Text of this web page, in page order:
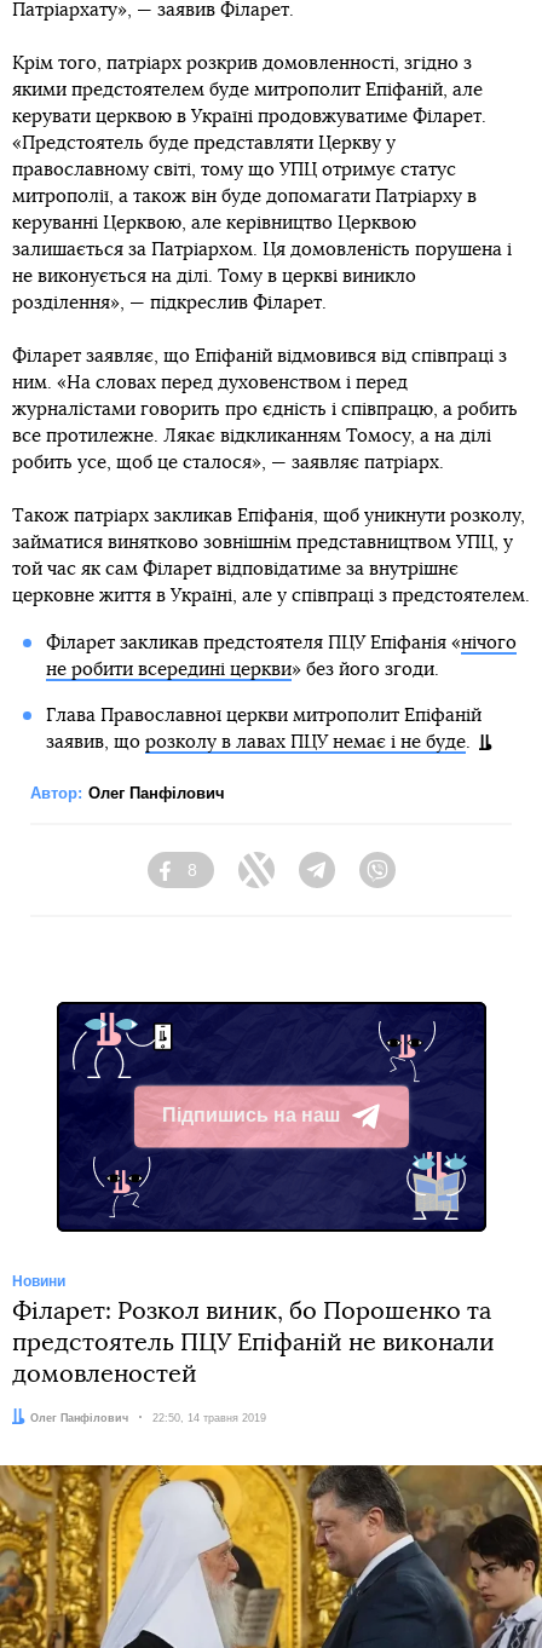
Патріархату», — заявив Філарет.
Крім того, патріарх розкрив домовленності, згідно з
якими предстоятелем буде митрополит Епіфаній, але
керувати церквою в Україні продовжуватиме Філарет.
«Предстоятель буде представляти Церкву у
православному світі, тому що УПЦ отримує статус
митрополії, а також він буде допомагати Патріарху в
керуванні Церквою, але керівництво Церквою
залишається за Патріархом. Ця домовленість порушена і
не виконується на ділі. Тому в церкві виникло
розділення», — підкреслив Філарет.
Філарет заявляє, що Епіфаній відмовився від співпраці з
ним. «На словах перед духовенством і перед
журналістами говорить про єдність і співпрацю, а робить
все протилежне. Лякає відкликанням Томосу, а на ділі
робить усе, щоб це сталося», — заявляє патріарх.
Також патріарх закликав Епіфанія, щоб уникнути розколу,
займатися винятково зовнішнім представництвом УПЦ, у
той час як сам Філарет відповідатиме за внутрішнє
церковне життя в Україні, але у співпраці з предстоятелем.
Філарет закликав предстоятеля ПЦУ Епіфанія «нічого
не робити всередині церкви» без його згоди.
Глава Православної церкви митрополит Епіфаній
заявив, що розколу в лавах ПЦУ немає і не буде.
Автор: Олег Панфілович
Facebook
8
Twitter TelegramViber
Підпишись на наш
Telegram
Новини
Філарет: Розкол виник, бо Порошенко та
предстоятель ПЦУ Епіфаній не виконали
домовленостей
Автор:
Олег Панфілович Дата:
22:50, 14 травня 2019